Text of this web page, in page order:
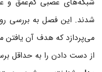
شدند. این فصل به بررسی
می‌پردازد که هدف آن یافتن
از دست دادن را به حداقل